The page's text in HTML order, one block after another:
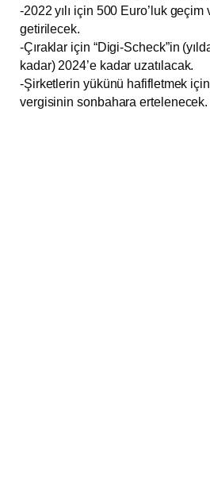
-2022 yılı için 500 Euro’luk
getirilecek.
-Çıraklar için “Digi-Scheck”in
kadar) 2024’e kadar uzatılacak.
-Şirketlerin yükünü hafifletmek
vergisinin sonbahara ertelenecek.